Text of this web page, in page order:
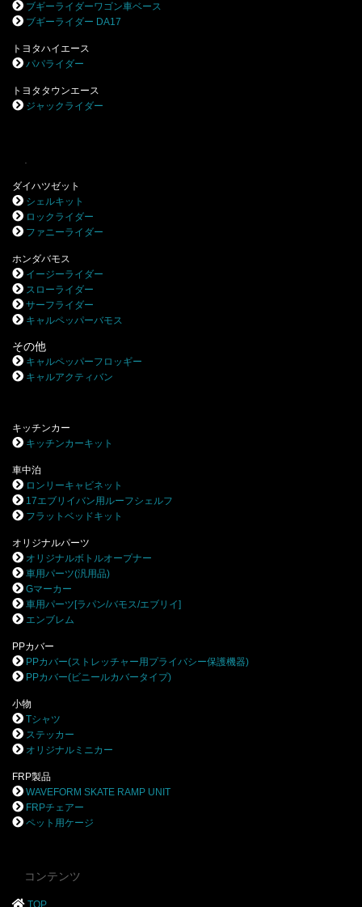
ブギーライダーワゴン車ベース
ブギーライダー DA17
トヨタハイエース
パパライダー
トヨタタウンエース
ジャックライダー
ダイハツゼット
シェルキット
ロックライダー
ファニーライダー
ホンダバモス
イージーライダー
スローライダー
サーフライダー
キャルペッパーバモス
その他
キャルペッパーフロッギー
キャルアクティバン
キッチンカー
キッチンカーキット
車中泊
ロンリーキャビネット
17エブリイバン用ルーフシェルフ
フラットベッドキット
オリジナルパーツ
オリジナルボトルオープナー
車用パーツ(汎用品)
Gマーカー
車用パーツ[ラパン/バモス/エブリイ]
エンブレム
PPカバー
PPカバー(ストレッチャー用プライバシー保護機器)
PPカバー(ビニールカバータイプ)
小物
Tシャツ
ステッカー
オリジナルミニカー
FRP製品
WAVEFORM SKATE RAMP UNIT
FRPチェアー
ペット用ケージ
コンテンツ
TOP